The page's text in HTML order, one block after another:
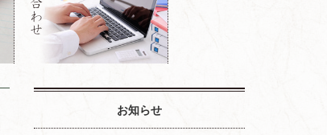
お知らせ